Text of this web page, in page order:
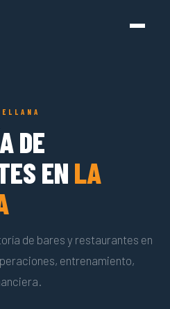
DE
EN LA
de bares y restaurantes en
entrenamiento,